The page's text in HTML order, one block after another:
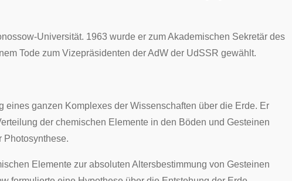
Universität. 1963 wurde er zum Akademischen Sekretär des
Tode zum Vizepräsidenten der AdW der UdSSR gewählt.
ganzen Komplexes der Wissenschaften über die Erde. Er
der chemischen Elemente in den Böden und Gesteinen
Photosynthese.
Elemente zur absoluten Altersbestimmung von Gesteinen